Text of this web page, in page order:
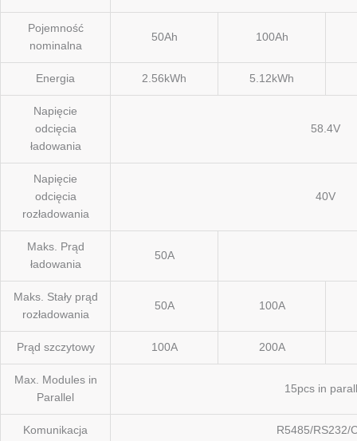
Pojemność
nominalna
50Ah 100Ah
Energia 2.56kWh 5.12kWh
Napięcie
odcięcia
ładowania
58.4V
Napięcie
odcięcia
rozładowania
40V
Maks. Prąd
ładowania
50A
Maks. Stały prąd
rozładowania
50A 100A
Prąd szczytowy 100A 200A
Max. Modules in
Parallel
15pcs in
Komunikacja R5485/RS232/